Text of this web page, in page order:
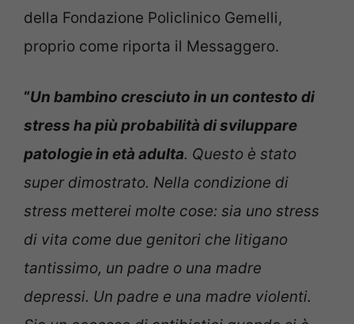
della Fondazione Policlinico Gemelli,
proprio come riporta il Messaggero.
“Un bambino cresciuto in un contesto di
stress ha più probabilità di sviluppare
patologie in età adulta. Questo è stato
super dimostrato. Nella condizione di
stress metterei molte cose: sia uno stress
di vita come due genitori che litigano
tantissimo, un padre o una madre
depressi. Un padre e una madre violenti.